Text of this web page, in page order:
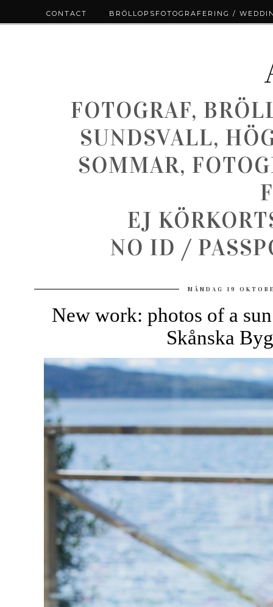
FOTOGRAF,
SUNDSVALL,
SOMMAR,
EJ
NO ID /
MÅNDAG 19
New work: photos of a
Skånska
CONTACT BRÖLLOPSFOTOGRAFERING /